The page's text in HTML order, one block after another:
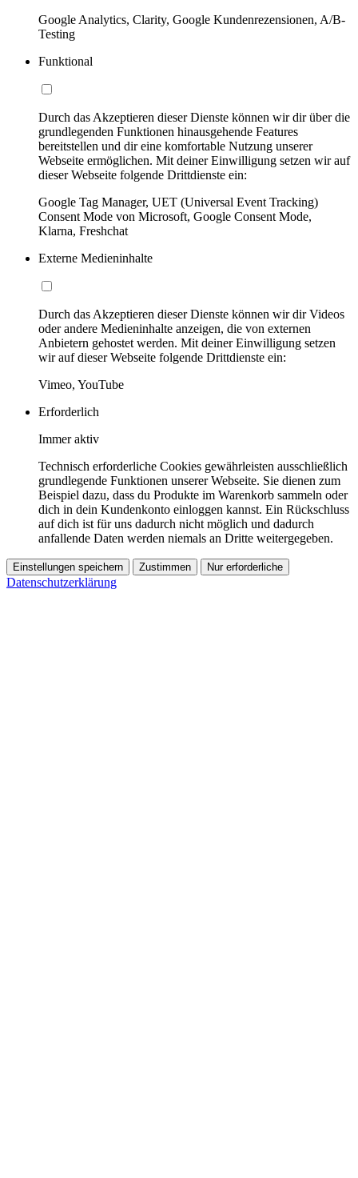
Google Analytics, Clarity, Google Kundenrezensionen, A/B-
Testing
Funktional
Durch das Akzeptieren dieser Dienste können wir dir über die
grundlegenden Funktionen hinausgehende Features
bereitstellen und dir eine komfortable Nutzung unserer
Webseite ermöglichen. Mit deiner Einwilligung setzen wir auf
dieser Webseite folgende Drittdienste ein:
Google Tag Manager, UET (Universal Event Tracking)
Consent Mode von Microsoft, Google Consent Mode,
Klarna, Freshchat
Externe Medieninhalte
Durch das Akzeptieren dieser Dienste können wir dir Videos
oder andere Medieninhalte anzeigen, die von externen
Anbietern gehostet werden. Mit deiner Einwilligung setzen
wir auf dieser Webseite folgende Drittdienste ein:
Vimeo, YouTube
Erforderlich
Immer aktiv
Technisch erforderliche Cookies gewährleisten ausschließlich
grundlegende Funktionen unserer Webseite. Sie dienen zum
Beispiel dazu, dass du Produkte im Warenkorb sammeln oder
dich in dein Kundenkonto einloggen kannst. Ein Rückschluss
auf dich ist für uns dadurch nicht möglich und dadurch
anfallende Daten werden niemals an Dritte weitergegeben.
Einstellungen speichern Zustimmen Nur erforderliche
Datenschutzerklärung